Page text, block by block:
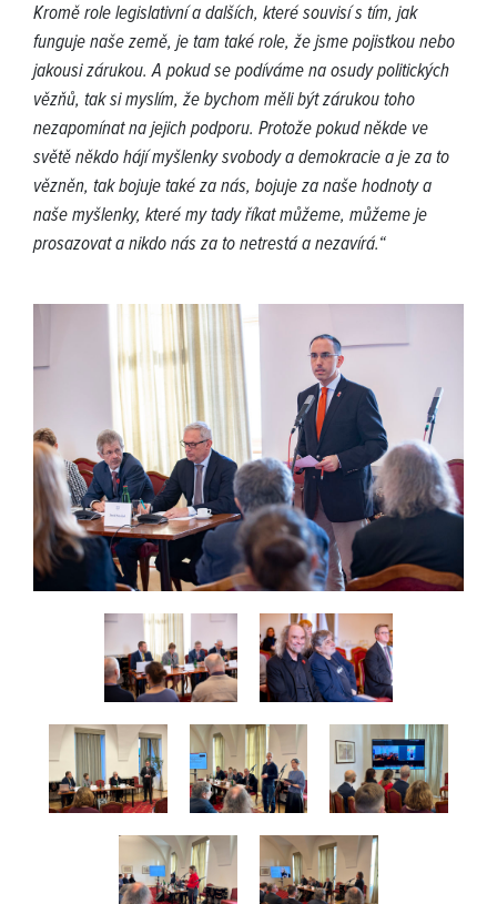
Kromě role legislativní a dalších, které souvisí s tím, jak
funguje naše země, je tam také role, že jsme pojistkou nebo
jakousi zárukou. A pokud se podíváme na osudy politických
vězňů, tak si myslím, že bychom měli být zárukou toho
nezapomínat na jejich podporu. Protože pokud někde ve
světě někdo hájí myšlenky svobody a demokracie a je za to
vězněn, tak bojuje také za nás, bojuje za naše hodnoty a
naše myšlenky, které my tady říkat můžeme, můžeme je
prosazovat a nikdo nás za to netrestá a nezavírá.“